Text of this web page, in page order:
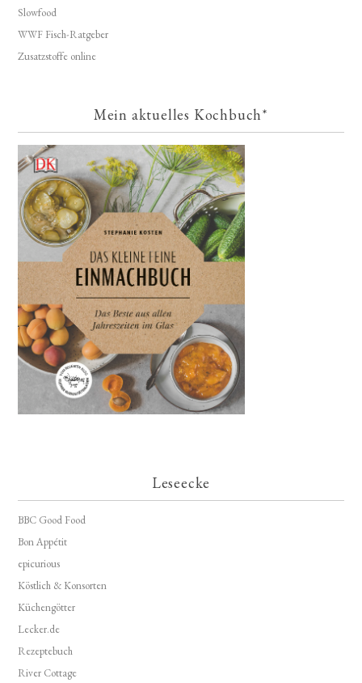
Slowfood
WWF Fisch-Ratgeber
Zusatzstoffe online
Mein aktuelles Kochbuch*
Leseecke
BBC Good Food
Bon Appétit
epicurious
Köstlich & Konsorten
Küchengötter
Lecker.de
Rezeptebuch
River Cottage